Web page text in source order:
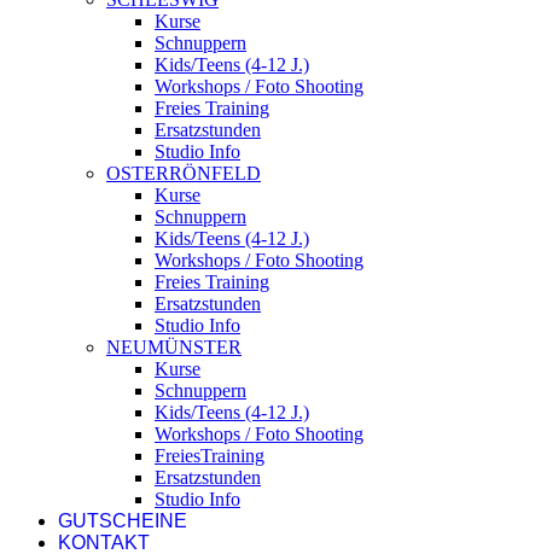
Kurse
Schnuppern
Kids/Teens (4-12 J.)
Workshops / Foto Shooting
Freies Training
Ersatzstunden
Studio Info
OSTERRÖNFELD
Kurse
Schnuppern
Kids/Teens (4-12 J.)
Workshops / Foto Shooting
Freies Training
Ersatzstunden
Studio Info
NEUMÜNSTER
Kurse
Schnuppern
Kids/Teens (4-12 J.)
Workshops / Foto Shooting
FreiesTraining
Ersatzstunden
Studio Info
GUTSCHEINE
KONTAKT